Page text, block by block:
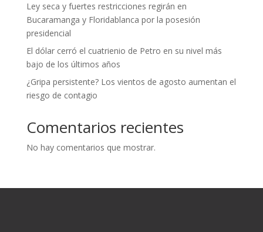
Ley seca y fuertes restricciones regirán en
Bucaramanga y Floridablanca por la posesión
presidencial
El dólar cerró el cuatrienio de Petro en su nivel más
bajo de los últimos años
¿Gripa persistente? Los vientos de agosto aumentan el
riesgo de contagio
Comentarios recientes
No hay comentarios que mostrar.